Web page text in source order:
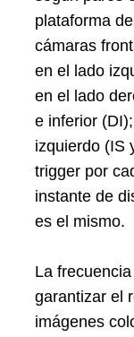
plataforma
cámaras
en el lado
en el lado
e inferior
izquierdo (IS
trigger por
instante de
es el mismo.
La
garantizar el
imágenes